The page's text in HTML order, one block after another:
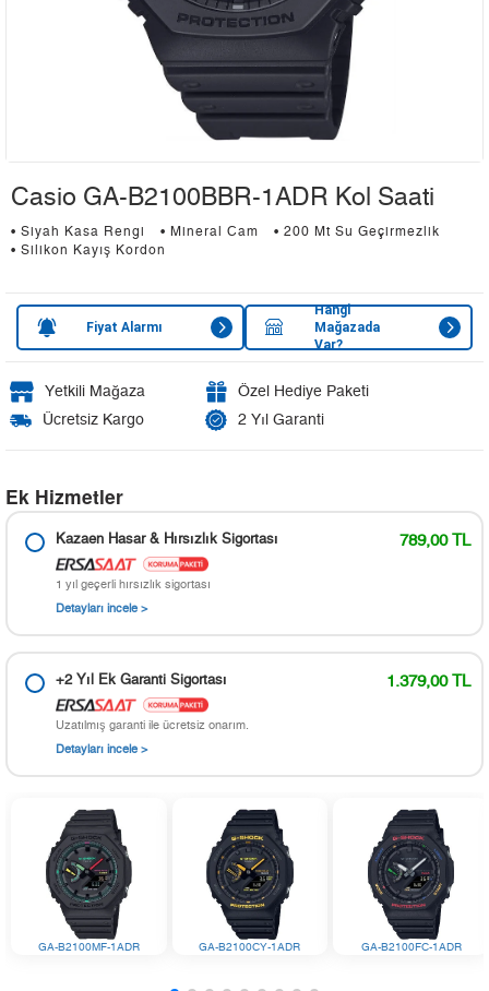
Casio GA-B2100BBR-1ADR Kol Saati
• Siyah Kasa Rengi • Mineral Cam
• 200 Mt Su Geçirmezlik
• Silikon Kayış Kordon
Fiyat Alarmı
Hangi
Mağazada
Var?
Yetkili Mağaza
Özel Hediye Paketi
Ücretsiz Kargo
2 Yıl Garanti
Ek Hizmetler
Kazaen Hasar & Hırsızlık Sigortası 789,00 TL
1 yıl geçerli hırsızlık sigortası
Detayları incele >
+2 Yıl Ek Garanti Sigortası 1.379,00 TL
Uzatılmış garanti ile ücretsiz onarım.
Detayları incele >
GA-B2100MF-1ADR GA-B2100CY-1ADR GA-B2100FC-1ADR